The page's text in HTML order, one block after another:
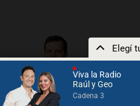
Viva la Radio
Raúl y Geo
Cadena 3
Elegí